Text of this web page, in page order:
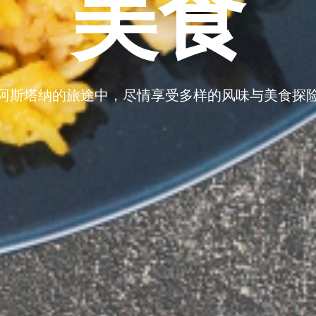
斯塔纳的旅途中，尽情享受多样的风味与美食探